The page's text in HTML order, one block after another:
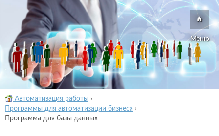
Меню
Автоматизация работы ›
Программы для автоматизации бизнеса ›
Программа для базы данных